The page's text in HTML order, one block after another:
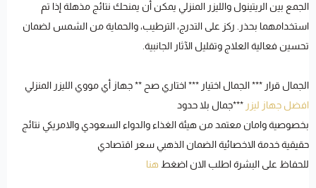
الجمع بين الريتينول والليزر المنزلي يمكن أن يمنحك نتائج مذهلة إذا تم
استخدامهما بحذر. ركز على التدرج، الترطيب، والحماية من الشمس لضمان
تحسين فعالية العلاج وتقليل الآثار الجانبية.
الجمال قرار *** الجمال اختيار *** اختاري صح ** جهاز أي مووي الليزر المنزلي
افضل جهاز ليزر ***جمال بلا حدود
بخصوصية وامان معتمد من هيئة الغذاء والدواء السعودي والامريكي نتائج
حقيقية خدمة الاخصائية الضمان الذهبي سعر اقتصادي
للحفاظ على البشرة اطلب الان اضغطهنا